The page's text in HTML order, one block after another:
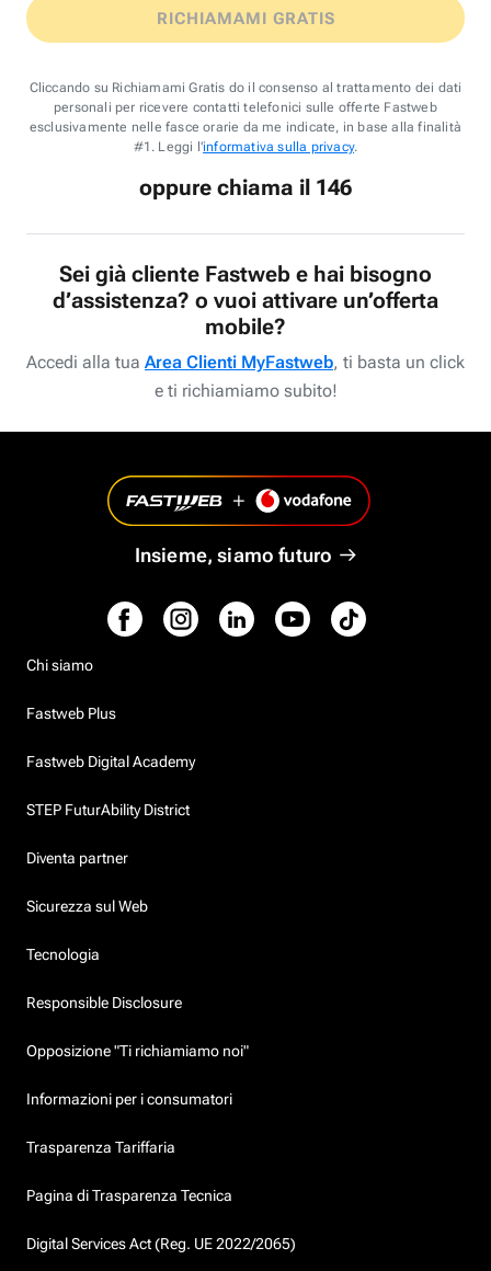
RICHIAMAMI GRATIS
Cliccando su Richiamami Gratis do il consenso al trattamento dei dati
personali per ricevere contatti telefonici sulle offerte Fastweb
esclusivamente nelle fasce orarie da me indicate, in base alla finalità
#1. Leggi l'informativa sulla privacy.
oppure chiama il 146
Sei già cliente Fastweb e hai bisogno
d’assistenza? o vuoi attivare un’offerta
mobile?
Accedi alla tua Area Clienti MyFastweb, ti basta un click
e ti richiamiamo subito!
Insieme, siamo futuro
Chi siamo
Fastweb Plus
Fastweb Digital Academy
STEP FuturAbility District
Diventa partner
Sicurezza sul Web
Tecnologia
Responsible Disclosure
Opposizione "Ti richiamiamo noi"
Informazioni per i consumatori
Trasparenza Tariffaria
Pagina di Trasparenza Tecnica
Digital Services Act (Reg. UE 2022/2065)